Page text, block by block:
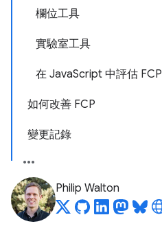
欄位工具
實驗室工具
在 JavaScript 中評估 FCP
如何改善 FCP
變更記錄
Philip Walton